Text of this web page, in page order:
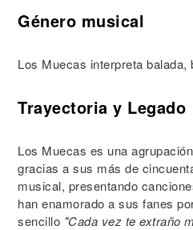
Género musical
Los Muecas interpreta balada,
Trayectoria y Legado
Los Muecas es una
gracias a sus más de
musical, presentando
han enamorado a sus fanes
sencillo "Cada vez te extraño